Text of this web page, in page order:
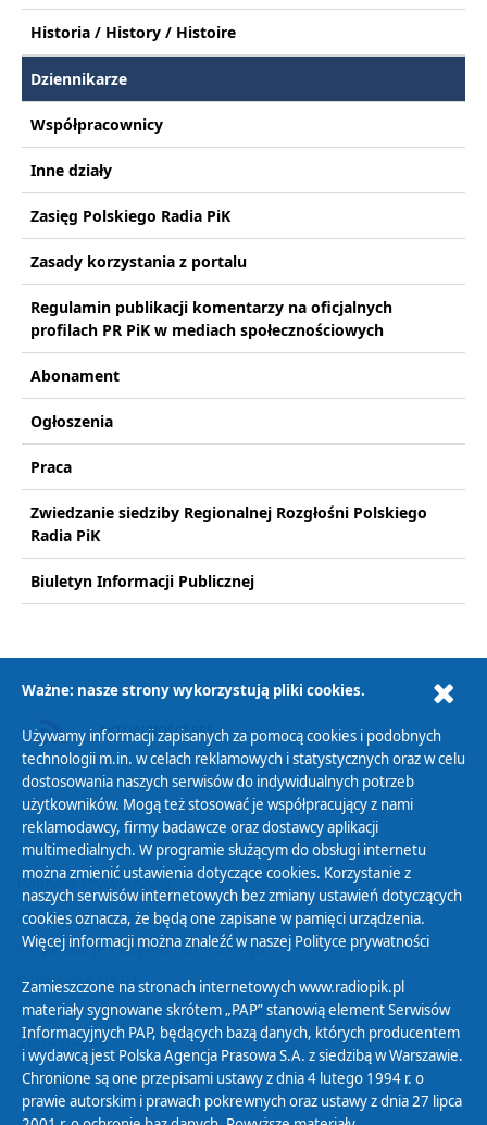
Historia / History / Histoire
Dziennikarze
Współpracownicy
Inne działy
Zasięg Polskiego Radia PiK
Zasady korzystania z portalu
Regulamin publikacji komentarzy na oficjalnych
profilach PR PiK w mediach społecznościowych
Abonament
Ogłoszenia
Praca
Zwiedzanie siedziby Regionalnej Rozgłośni Polskiego
Radia PiK
Biuletyn Informacji Publicznej
AKTUALNOŚCI RSS
Polityka Prywatności
Zasady korzystania z Serwisu
Organizacje Pożytku Publicznego
Cyfryzacja DAB+
Polityka ochrony danych osobowych
Abonament
Zamówienia publiczne
Ważne: nasze strony wykorzystują pliki cookies.
Używamy informacji zapisanych za pomocą cookies i podobnych
technologii m.in. w celach reklamowych i statystycznych oraz w celu
dostosowania naszych serwisów do indywidualnych potrzeb
użytkowników. Mogą też stosować je współpracujący z nami
reklamodawcy, firmy badawcze oraz dostawcy aplikacji
multimedialnych. W programie służącym do obsługi internetu
można zmienić ustawienia dotyczące cookies. Korzystanie z
naszych serwisów internetowych bez zmiany ustawień dotyczących
cookies oznacza, że będą one zapisane w pamięci urządzenia.
Więcej informacji można znaleźć w naszej Polityce prywatności
Zamieszczone na stronach internetowych www.radiopik.pl
materiały sygnowane skrótem „PAP” stanowią element Serwisów
Informacyjnych PAP, będących bazą danych, których producentem
i wydawcą jest Polska Agencja Prasowa S.A. z siedzibą w Warszawie.
Chronione są one przepisami ustawy z dnia 4 lutego 1994 r. o
prawie autorskim i prawach pokrewnych oraz ustawy z dnia 27 lipca